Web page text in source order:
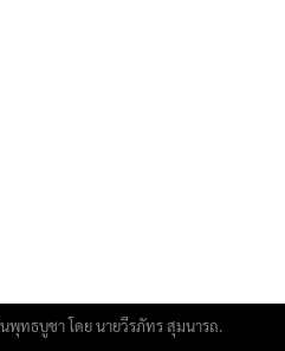
ทธบูชา โดย นายวีรภัทร สุมนารถ.